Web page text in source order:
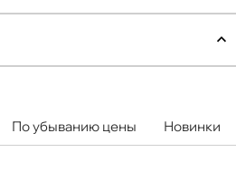
По убыванию цены Новинки